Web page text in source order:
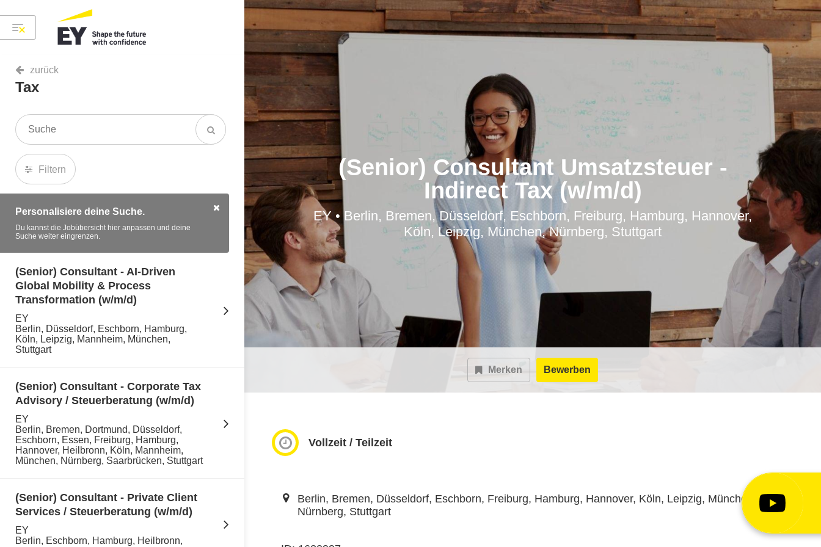
zurück
Tax
Filtern
Personalisiere deine Suche.
Du kannst die Jobübersicht hier anpassen und deine
Suche weiter eingrenzen.
(Senior) Consultant - AI-Driven
Global Mobility & Process
Transformation (w/m/d)
EY
Berlin, Düsseldorf, Eschborn, Hamburg,
Köln, Leipzig, Mannheim, München,
Stuttgart
(Senior) Consultant - Corporate Tax
Advisory / Steuerberatung (w/m/d)
EY
Berlin, Bremen, Dortmund, Düsseldorf,
Eschborn, Essen, Freiburg, Hamburg,
Hannover, Heilbronn, Köln, Mannheim,
München, Nürnberg, Saarbrücken, Stuttgart
(Senior) Consultant - Private Client
Services / Steuerberatung (w/m/d)
EY
Berlin, Eschborn, Hamburg, Heilbronn,
(Senior) Consultant Umsatzsteuer -
Indirect Tax (w/m/d)
EY • Berlin, Bremen, Düsseldorf, Eschborn, Freiburg, Hamburg, Hannover,
Köln, Leipzig, München, Nürnberg, Stuttgart
Merken Bewerben
Vollzeit / Teilzeit
Berlin, Bremen, Düsseldorf, Eschborn, Freiburg, Hamburg, Hannover, Köln, Leipzig, München,
Nürnberg, Stuttgart